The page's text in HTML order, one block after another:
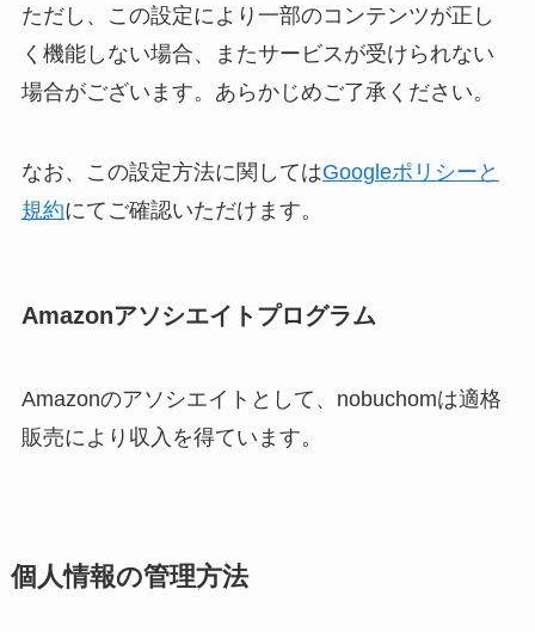
ただし、この設定により一部のコンテンツが正し
く機能しない場合、またサービスが受けられない
場合がございます。あらかじめご了承ください。
なお、この設定方法に関してはGoogleポリシーと
規約にてご確認いただけます。
Amazonアソシエイトプログラム
Amazonのアソシエイトとして、nobuchomは適格
販売により収入を得ています。
個人情報の管理方法